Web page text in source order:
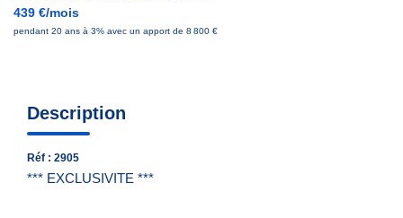
439 €/mois
pendant 20 ans à 3% avec un apport de 8 800 €
Description
Réf : 2905
*** EXCLUSIVITE ***